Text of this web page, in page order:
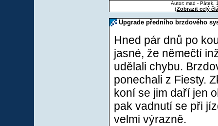
Autor: mad - Pátek,
(Zobrazit celý
Upgrade předního brzdového
Hned pár dnů po
jasné, že němečtí
udělali chybu.
ponechali z Fiesty.
koní se jim daří jen
pak vadnutí se při
velmi výrazně.